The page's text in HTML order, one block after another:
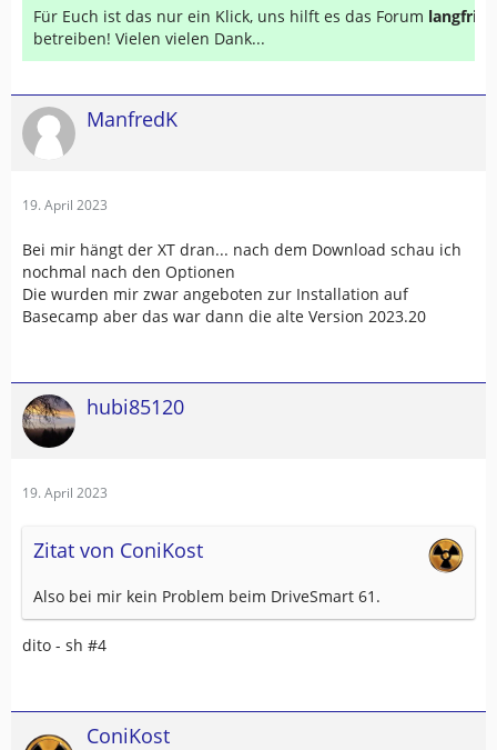
Für Euch ist das nur ein Klick, uns hilft es das Forum
betreiben! Vielen vielen Dank...
ManfredK
19. April 2023
Bei mir hängt der XT dran... nach dem Download schau ich
nochmal nach den Optionen
Die wurden mir zwar angeboten zur Installation auf
Basecamp aber das war dann die alte Version 2023.20
hubi85120
19. April 2023
Zitat von ConiKost
Also bei mir kein Problem beim DriveSmart 61.
dito - sh #4
ConiKost